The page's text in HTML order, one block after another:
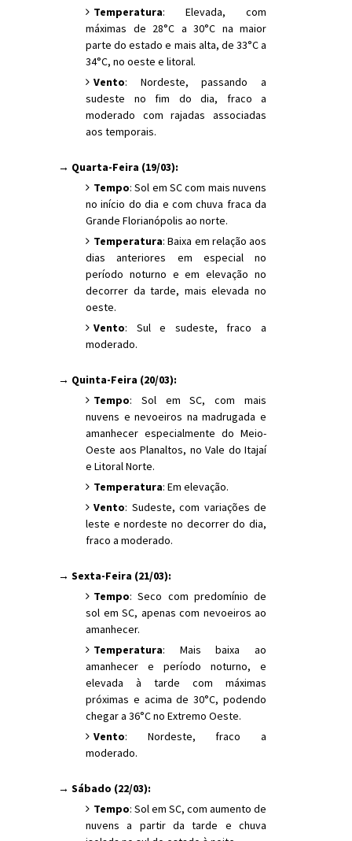
Temperatura: Elevada, com
máximas de 28°C a 30°C na maior
parte do estado e mais alta, de 33°C a
34°C, no oeste e litoral.
Vento: Nordeste, passando a
sudeste no fim do dia, fraco a
moderado com rajadas associadas
aos temporais.
→ Quarta-Feira (19/03):
Tempo: Sol em SC com mais nuvens
no início do dia e com chuva fraca da
Grande Florianópolis ao norte.
Temperatura: Baixa em relação aos
dias anteriores em especial no
período noturno e em elevação no
decorrer da tarde, mais elevada no
oeste.
Vento: Sul e sudeste, fraco a
moderado.
→ Quinta-Feira (20/03):
Tempo: Sol em SC, com mais
nuvens e nevoeiros na madrugada e
amanhecer especialmente do Meio-
Oeste aos Planaltos, no Vale do Itajaí
e Litoral Norte.
Temperatura: Em elevação.
Vento: Sudeste, com variações de
leste e nordeste no decorrer do dia,
fraco a moderado.
→ Sexta-Feira (21/03):
Tempo: Seco com predomínio de
sol em SC, apenas com nevoeiros ao
amanhecer.
Temperatura: Mais baixa ao
amanhecer e período noturno, e
elevada à tarde com máximas
próximas e acima de 30°C, podendo
chegar a 36°C no Extremo Oeste.
Vento: Nordeste, fraco a
moderado.
→ Sábado (22/03):
Tempo: Sol em SC, com aumento de
nuvens a partir da tarde e chuva